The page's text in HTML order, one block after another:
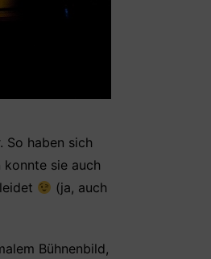
So haben sich
sie auch
(ja, auch
Bühnenbild,